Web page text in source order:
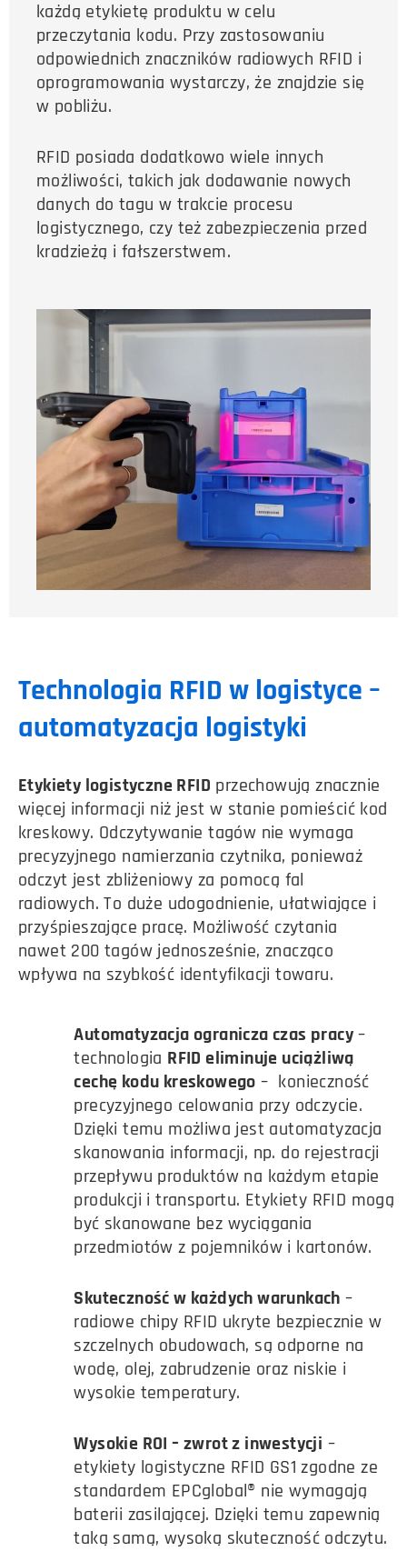
każdą etykietę produktu w celu
przeczytania kodu. Przy zastosowaniu
odpowiednich znaczników radiowych RFID i
oprogramowania wystarczy, że znajdzie się
w pobliżu.
RFID posiada dodatkowo wiele innych
możliwości, takich jak dodawanie nowych
danych do tagu w trakcie procesu
logistycznego, czy też zabezpieczenia przed
kradzieżą i fałszerstwem.
Technologia RFID w logistyce –
automatyzacja logistyki
Etykiety logistyczne RFID przechowują znacznie
więcej informacji niż jest w stanie pomieścić kod
kreskowy. Odczytywanie tagów nie wymaga
precyzyjnego namierzania czytnika, ponieważ
odczyt jest zbliżeniowy za pomocą fal
radiowych. To duże udogodnienie, ułatwiające i
przyśpieszające pracę. Możliwość czytania
nawet 200 tagów jednosześnie, znacząco
wpływa na szybkość identyfikacji towaru.
Automatyzacja ogranicza czas pracy–
technologia RFID eliminuje uciążliwą
cechę kodu kreskowego – konieczność
precyzyjnego celowania przy odczycie.
Dzięki temu możliwa jest automatyzacja
skanowania informacji, np. do rejestracji
przepływu produktów na każdym etapie
produkcji i transportu. Etykiety RFID mogą
być skanowane bez wyciągania
przedmiotów z pojemników i kartonów.
Skuteczność w każdych warunkach –
radiowe chipy RFID ukryte bezpiecznie w
szczelnych obudowach, są odporne na
wodę, olej, zabrudzenie oraz niskie i
wysokie temperatury.
Wysokie ROI – zwrot z inwestycji –
etykiety logistyczne RFID GS1 zgodne ze
standardem EPCglobal® nie wymagają
baterii zasilającej. Dzięki temu zapewnią
taką samą, wysoką skuteczność odczytu.